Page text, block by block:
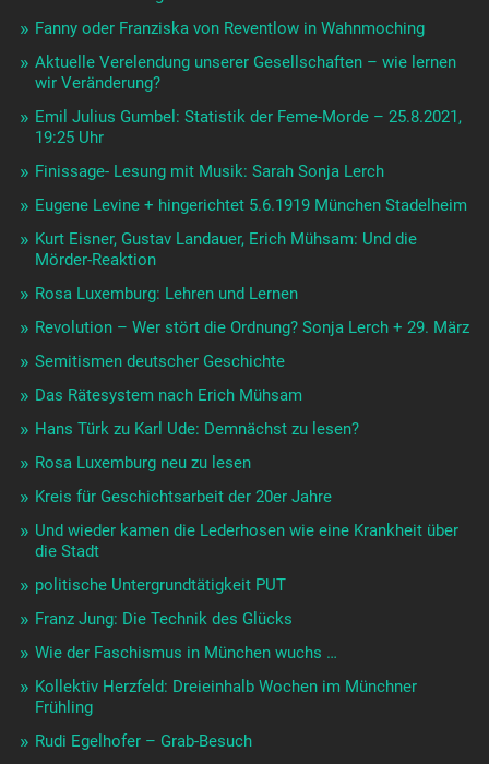
Fanny oder Franziska von Reventlow in Wahnmoching
Aktuelle Verelendung unserer Gesellschaften – wie lernen
wir Veränderung?
Emil Julius Gumbel: Statistik der Feme-Morde – 25.8.2021,
19:25 Uhr
Finissage- Lesung mit Musik: Sarah Sonja Lerch
Eugene Levine + hingerichtet 5.6.1919 München Stadelheim
Kurt Eisner, Gustav Landauer, Erich Mühsam: Und die
Mörder-Reaktion
Rosa Luxemburg: Lehren und Lernen
Revolution – Wer stört die Ordnung? Sonja Lerch + 29. März
Semitismen deutscher Geschichte
Das Rätesystem nach Erich Mühsam
Hans Türk zu Karl Ude: Demnächst zu lesen?
Rosa Luxemburg neu zu lesen
Kreis für Geschichtsarbeit der 20er Jahre
Und wieder kamen die Lederhosen wie eine Krankheit über
die Stadt
politische Untergrundtätigkeit PUT
Franz Jung: Die Technik des Glücks
Wie der Faschismus in München wuchs …
Kollektiv Herzfeld: Dreieinhalb Wochen im Münchner
Frühling
Rudi Egelhofer – Grab-Besuch